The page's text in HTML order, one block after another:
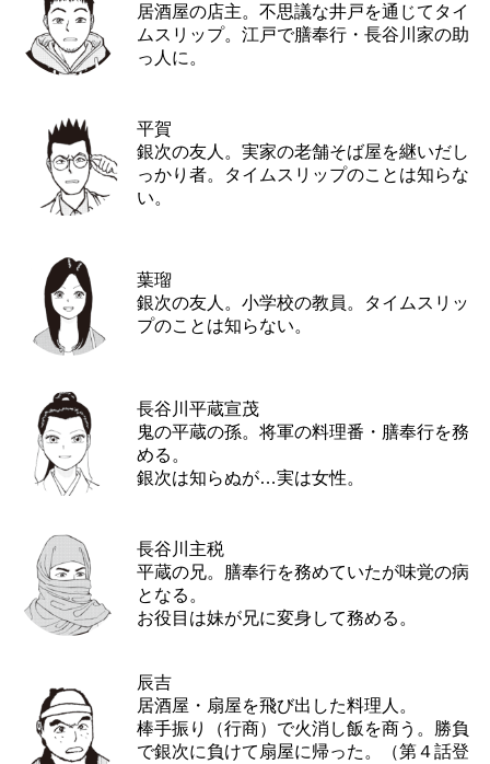
居酒屋の店主。不思議な井戸を通じてタイ
ムスリップ。江戸で膳奉行・長谷川家の助
っ人に。
平賀
銀次の友人。実家の老舗そば屋を継いだし
っかり者。タイムスリップのことは知らな
い。
葉瑠
銀次の友人。小学校の教員。タイムスリッ
プのことは知らない。
長谷川平蔵宣茂
鬼の平蔵の孫。将軍の料理番・膳奉行を務
める。
銀次は知らぬが…実は女性。
長谷川主税
平蔵の兄。膳奉行を務めていたが味覚の病
となる。
お役目は妹が兄に変身して務める。
辰吉
居酒屋・扇屋を飛び出した料理人。
棒手振り（行商）で火消し飯を商う。勝負
で銀次に負けて扇屋に帰った。（第４話登